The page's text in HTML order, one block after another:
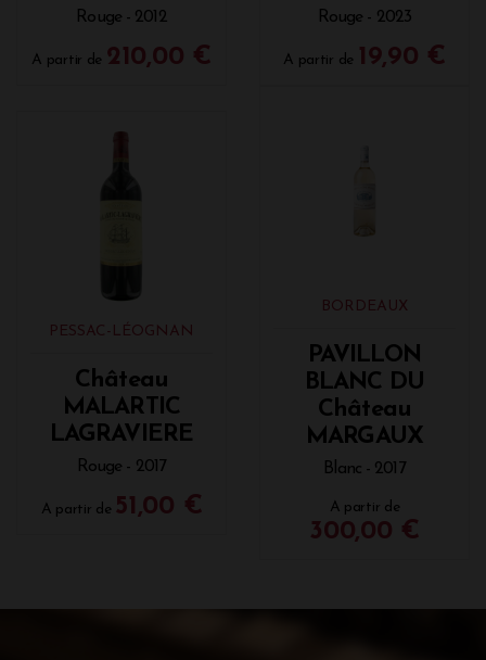
Rouge - 2012
A partir de 210,00 €
Rouge - 2023
A partir de 19,90 €
PESSAC-LÉOGNAN
Château
MALARTIC
LAGRAVIERE
Rouge - 2017
A partir de 51,00 €
BORDEAUX
PAVILLON
BLANC DU
Château
MARGAUX
Blanc - 2017
A partir de
300,00 €